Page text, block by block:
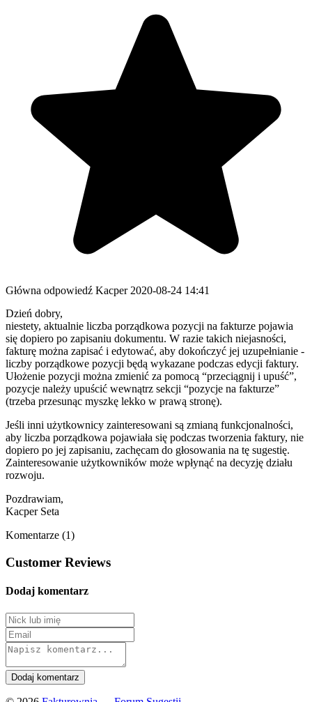
Główna odpowiedź Kacper 2020-08-24 14:41
Dzień dobry,
niestety, aktualnie liczba porządkowa pozycji na fakturze pojawia
się dopiero po zapisaniu dokumentu. W razie takich niejasności,
fakturę można zapisać i edytować, aby dokończyć jej uzupełnianie -
liczby porządkowe pozycji będą wykazane podczas edycji faktury.
Ułożenie pozycji można zmienić za pomocą “przeciągnij i upuść”,
pozycje należy upuścić wewnątrz sekcji “pozycje na fakturze”
(trzeba przesunąc myszkę lekko w prawą stronę).
Jeśli inni użytkownicy zainteresowani są zmianą funkcjonalności,
aby liczba porządkowa pojawiała się podczas tworzenia faktury, nie
dopiero po jej zapisaniu, zachęcam do głosowania na tę sugestię.
Zainteresowanie użytkowników może wpłynąć na decyzję działu
rozwoju.
Pozdrawiam,
Kacper Seta
Komentarze (1)
Customer Reviews
Dodaj komentarz